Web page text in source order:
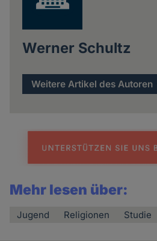
Werner Schultz
Weitere Artikel des Autoren
Mehr lesen über:
Jugend Religionen Studie